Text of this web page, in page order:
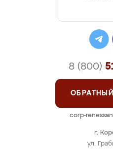
г.
ул.
8 (800)
corp-